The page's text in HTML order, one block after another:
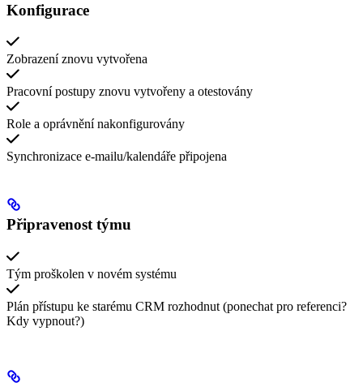
Konfigurace
Zobrazení znovu vytvořena
Pracovní postupy znovu vytvořeny a otestovány
Role a oprávnění nakonfigurovány
Synchronizace e-mailu/kalendáře připojena
Připravenost týmu
Tým proškolen v novém systému
Plán přístupu ke starému CRM rozhodnut (ponechat pro referenci?
Kdy vypnout?)